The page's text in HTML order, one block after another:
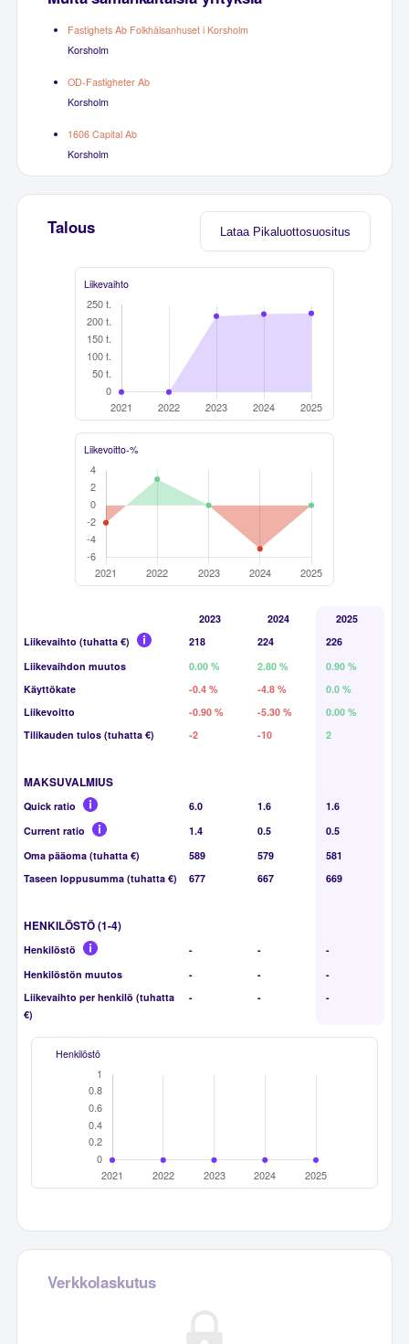
Fastighets Ab Folkhälsanhuset i Korsholm
Korsholm
OD-Fastigheter Ab
Korsholm
1606 Capital Ab
Korsholm
Lataa Pikaluottosuositus
Talous
Liikevaihto
Liikevoitto-%
2023 2024
2025
Liikevaihto (tuhatta €)
218 224
226
Liikevaihdon muutos
0.00 % 2.80 %
0.90 %
Käyttökate
-0.4 % -4.8 %
0.0 %
Liikevoitto
-0.90 % -5.30 %
0.00 %
Tilikauden tulos (tuhatta €)
-2 -10 2
MAKSUVALMIUS
Quick ratio 6.0 1.6
1.6
Current ratio
1.4 0.5
0.5
Oma pääoma (tuhatta €)
589 579
581
Taseen loppusumma (tuhatta €)
677 667 669
HENKILÖSTÖ (1-4)
Henkilöstö - -
-
Henkilöstön muutos
- -
-
Liikevaihto per henkilö (tuhatta
€)
- - -
Henkilöstö
Verkkolaskutus